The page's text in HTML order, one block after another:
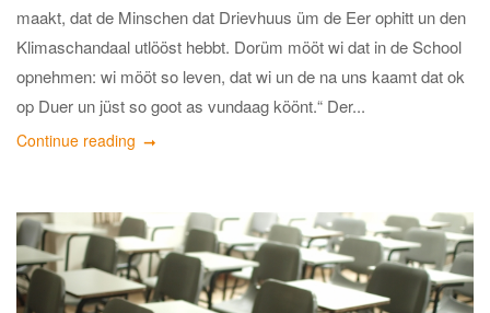
maakt, dat de Minschen dat Drievhuus üm de Eer ophitt un den
Klimaschandaal utlööst hebbt. Dorüm mööt wi dat in de School
opnehmen: wi mööt so leven, dat wi un de na uns kaamt dat ok
op Duer un jüst so goot as vundaag köönt.“ Der...
Continue reading